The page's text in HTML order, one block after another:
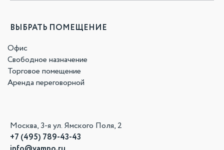
Москва, 3-я ул. Ямского Поля, 2
+7 (495) 789-43-43
ВЫБРАТЬ ПОМЕЩЕНИЕ
Офис
Свободное назначение
Торговое помещение
Аренда переговорной